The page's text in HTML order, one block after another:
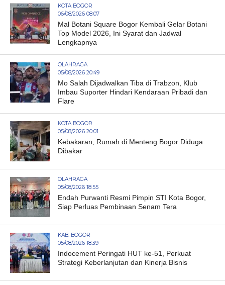
KOTA BOGOR
06/08/2026 08:07
Mal Botani Square Bogor Kembali Gelar Botani
Top Model 2026, Ini Syarat dan Jadwal
Lengkapnya
OLAHRAGA
05/08/2026 20:49
Mo Salah Dijadwalkan Tiba di Trabzon, Klub
Imbau Suporter Hindari Kendaraan Pribadi dan
Flare
KOTA BOGOR
05/08/2026 20:01
Kebakaran, Rumah di Menteng Bogor Diduga
Dibakar
OLAHRAGA
05/08/2026 18:55
Endah Purwanti Resmi Pimpin STI Kota Bogor,
Siap Perluas Pembinaan Senam Tera
KAB. BOGOR
05/08/2026 18:39
Indocement Peringati HUT ke-51, Perkuat
Strategi Keberlanjutan dan Kinerja Bisnis